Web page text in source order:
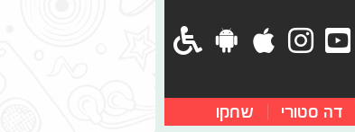
דה סטורי שחקו